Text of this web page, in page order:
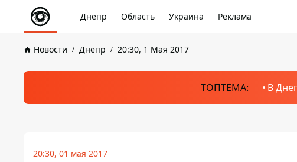
Днепр Область Украина Реклама
Новости Днепр 20:30, 1 Мая 2017
ТОПТЕМА: В
20:30, 01 мая 2017